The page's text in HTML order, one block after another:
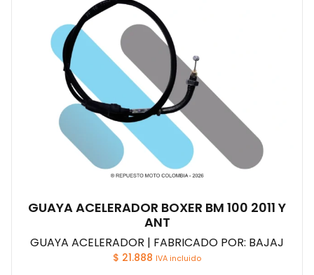
GUAYA ACELERADOR BOXER BM 100 2011 Y
ANT
GUAYA ACELERADOR | FABRICADO POR: BAJAJ
$ 21.888 IVA incluido